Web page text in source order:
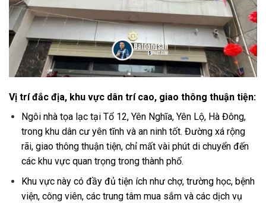
Vị trí đắc địa, khu vực dân trí cao, giao thông thuận tiện:
Ngôi nhà tọa lạc tại Tổ 12, Yên Nghĩa, Yên Lộ, Hà Đông,
trong khu dân cư yên tĩnh và an ninh tốt. Đường xá rộng
rãi, giao thông thuận tiện, chỉ mất vài phút di chuyển đến
các khu vực quan trọng trong thành phố.
Khu vực này có đầy đủ tiện ích như chợ, trường học, bệnh
viện, công viên, các trung tâm mua sắm và các dịch vụ